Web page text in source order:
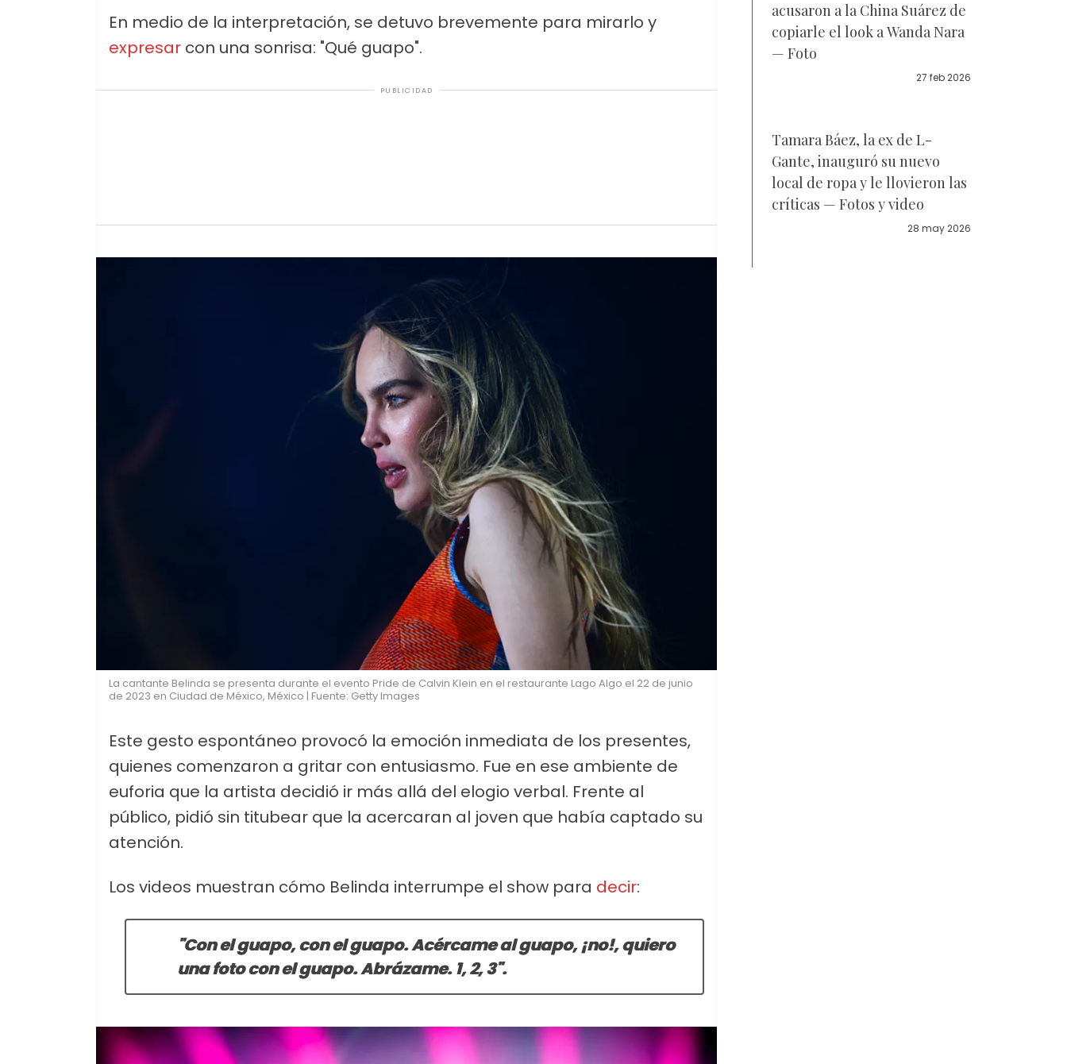
En medio de la interpretación, se detuvo brevemente para mirarlo y
expresar con una sonrisa: "Qué guapo".
PUBLICIDAD
La cantante Belinda se presenta durante el evento Pride de Calvin Klein en el restaurante Lago Algo el 22 de junio
de 2023 en Ciudad de México, México | Fuente: Getty Images
Este gesto espontáneo provocó la emoción inmediata de los presentes,
quienes comenzaron a gritar con entusiasmo. Fue en ese ambiente de
euforia que la artista decidió ir más allá del elogio verbal. Frente al
público, pidió sin titubear que la acercaran al joven que había captado su
atención.
Los videos muestran cómo Belinda interrumpe el show para decir:
"Con el guapo, con el guapo. Acércame al guapo, ¡no!, quiero
una foto con el guapo. Abrázame. 1, 2, 3".
acusaron a la China Suárez de
copiarle el look a Wanda Nara
— Foto
27 feb 2026
Tamara Báez, la ex de L-
Gante, inauguró su nuevo
local de ropa y le llovieron las
críticas — Fotos y video
28 may 2026